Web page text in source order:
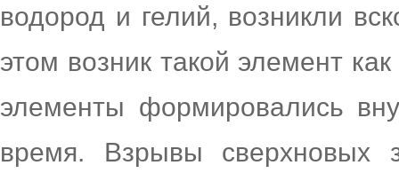
водород и гелий, возникли
этом возник такой элемент
элементы формировались
время. Взрывы сверхновых